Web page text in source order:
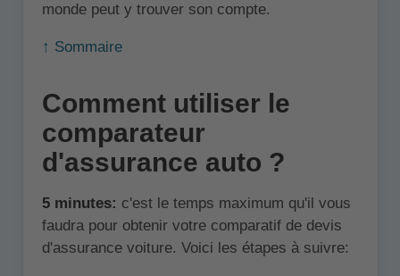
monde peut y trouver son compte.
↑ Sommaire
Comment utiliser le
comparateur
d'assurance auto ?
5 minutes: c'est le temps maximum qu'il vous
faudra pour obtenir votre comparatif de devis
d'assurance voiture. Voici les étapes à suivre: